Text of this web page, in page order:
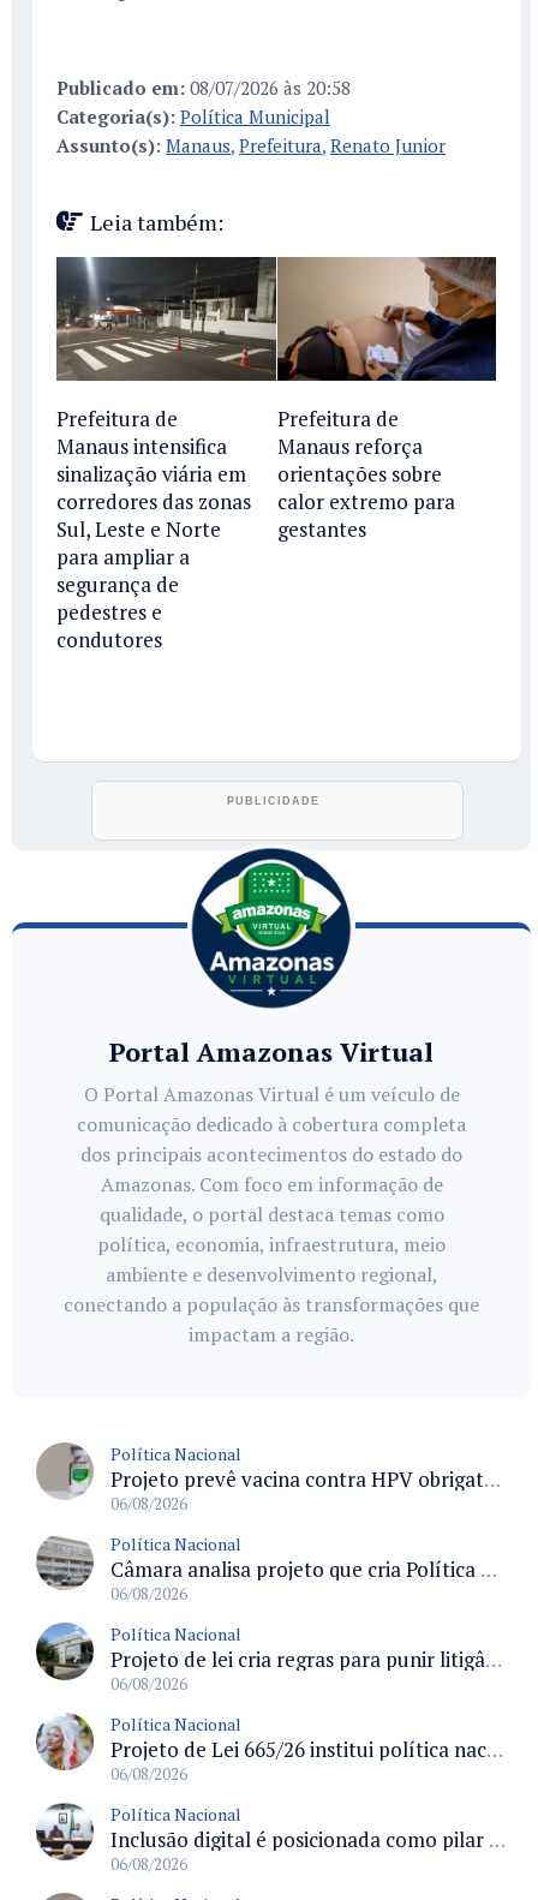
Publicado em: 08/07/2026 às 20:58
Categoria(s): Política Municipal
Assunto(s): Manaus, Prefeitura, Renato Junior
Leia também:
Prefeitura de
Manaus intensifica
sinalização viária em
corredores das zonas
Sul, Leste e Norte
para ampliar a
segurança de
pedestres e
condutores
Prefeitura de
Manaus reforça
orientações sobre
calor extremo para
gestantes
Portal Amazonas Virtual
O Portal Amazonas Virtual é um veículo de
comunicação dedicado à cobertura completa
dos principais acontecimentos do estado do
Amazonas. Com foco em informação de
qualidade, o portal destaca temas como
política, economia, infraestrutura, meio
ambiente e desenvolvimento regional,
conectando a população às transformações que
impactam a região.
Política Nacional
Projeto prevê vacina contra HPV obrigatória e testes moleculares para rastreamento do câncer do colo do útero
06/08/2026
Política Nacional
Câmara analisa projeto que cria Política Nacional de Qualificação e Valorização da Preceptoria na Residência Médica
06/08/2026
Política Nacional
Projeto de lei cria regras para punir litigância abusiva reversa e integrar sistemas do Judiciário
06/08/2026
Política Nacional
Projeto de Lei 665/26 institui política nacional para prevenção ao transfeminicídio e prevê medidas de proteção e reparação
06/08/2026
Política Nacional
Inclusão digital é posicionada como pilar essencial da reurbanização de favelas e periferias
06/08/2026